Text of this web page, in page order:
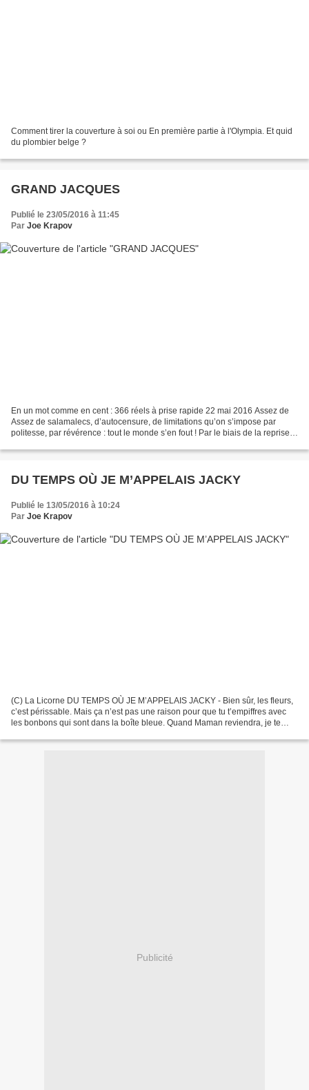
Comment tirer la couverture à soi ou En première partie à l'Olympia. Et quid
du plombier belge ?
GRAND JACQUES
Publié le 23/05/2016 à 11:45
Par Joe Krapov
En un mot comme en cent : 366 réels à prise rapide 22 mai 2016 Assez de
Assez de salamalecs, d’autocensure, de limitations qu’on s’impose par
politesse, par révérence : tout le monde s’en fout ! Par le biais de la reprise,
DU TEMPS OÙ JE M’APPELAIS JACKY
Publié le 13/05/2016 à 10:24
Par Joe Krapov
(C) La Licorne DU TEMPS OÙ JE M’APPELAIS JACKY - Bien sûr, les fleurs,
c’est périssable. Mais ça n’est pas une raison pour que tu t’empiffres avec
les bonbons qui sont dans la boîte bleue. Quand Maman reviendra, je te
Publicité